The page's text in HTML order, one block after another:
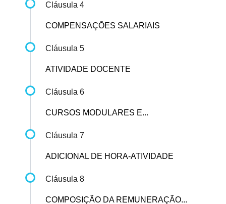
Cláusula 4
COMPENSAÇÕES SALARIAIS
Cláusula 5
ATIVIDADE DOCENTE
Cláusula 6
CURSOS MODULARES E...
Cláusula 7
ADICIONAL DE HORA-ATIVIDADE
Cláusula 8
COMPOSIÇÃO DA REMUNERAÇÃO...